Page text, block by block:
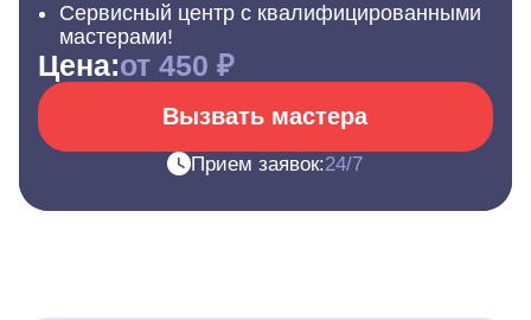
Сервисный центр с квалифицированными
мастерами!
Цена:от 450 ₽
Вызвать мастера
Прием заявок:24/7